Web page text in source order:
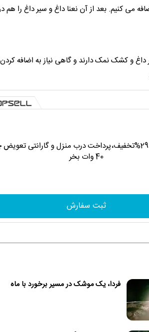
می کنیم. بعد از آن نعنا داغ و سیر داغ را
و کشک نمک دارند و گاهی نیاز به اضافه
فقط امروز با 29%تخفیف،پرداخت درب منزل و گارانتی
40 وات بخر
ثبت سفارش
فردا، یک موشک در مسیر برخورد با ماه